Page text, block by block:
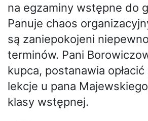
na egzaminy wstępne do
Panuje chaos
są zaniepokojeni
terminów. Pani
kupca, postanawia
lekcje u pana
klasy wstępnej.